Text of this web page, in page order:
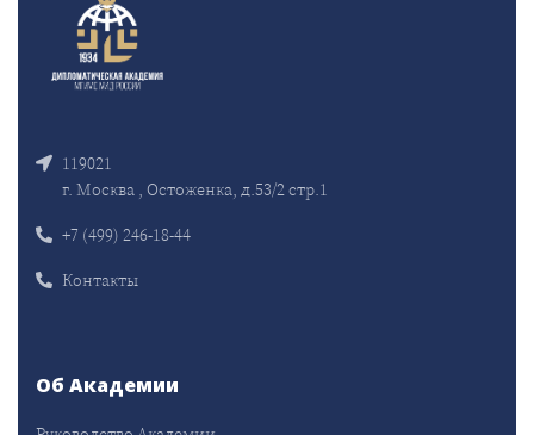
119021
г. Москва , Остоженка, д.53/2 стр.1
+7 (499) 246-18-44
Контакты
Об Академии